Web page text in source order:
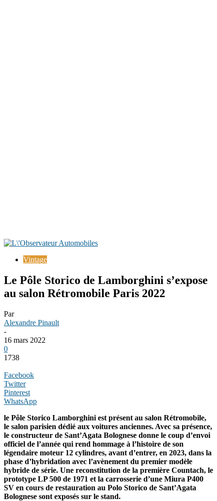
Vintage
Le Pôle Storico de Lamborghini s’expose
au salon Rétromobile Paris 2022
Par
Alexandre Pinault
-
16 mars 2022
0
1738
Facebook
Twitter
Pinterest
WhatsApp
le Pôle Storico Lamborghini est présent au salon Rétromobile,
le salon parisien dédié aux voitures anciennes. Avec sa présence,
le constructeur de Sant’Agata Bolognese donne le coup d’envoi
officiel de l’année qui rend hommage à l’histoire de son
légendaire moteur 12 cylindres, avant d’entrer, en 2023, dans la
phase d’hybridation avec l’avènement du premier modèle
hybride de série. Une reconstitution de la première Countach, le
prototype LP 500 de 1971 et la carrosserie d’une Miura P400
SV en cours de restauration au Polo Storico de Sant’Agata
Bolognese sont exposés sur le stand.